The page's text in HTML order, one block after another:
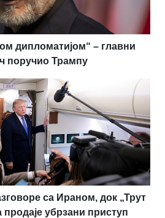
дипломатијом“ – главни
поручио Трампу
са Ираном, док „Трут
убрзани приступ